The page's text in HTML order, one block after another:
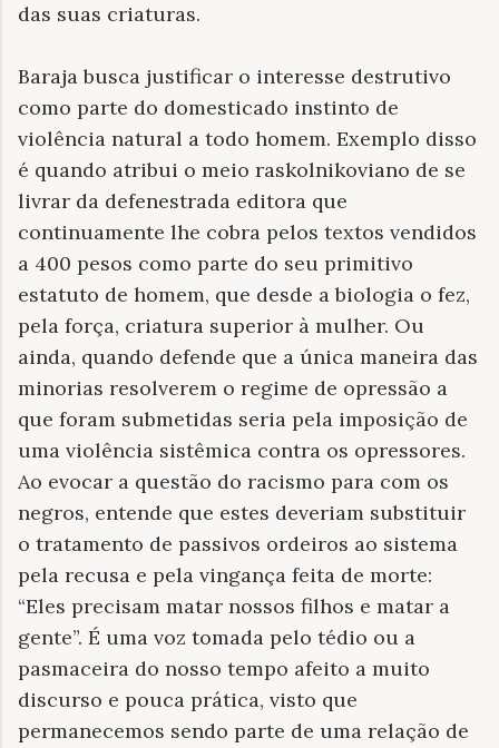
das suas criaturas.
Baraja busca justificar o interesse destrutivo
como parte do domesticado instinto de
violência natural a todo homem. Exemplo disso
é quando atribui o meio raskolnikoviano de se
livrar da defenestrada editora que
continuamente lhe cobra pelos textos vendidos
a 400 pesos como parte do seu primitivo
estatuto de homem, que desde a biologia o fez,
pela força, criatura superior à mulher. Ou
ainda, quando defende que a única maneira das
minorias resolverem o regime de opressão a
que foram submetidas seria pela imposição de
uma violência sistêmica contra os opressores.
Ao evocar a questão do racismo para com os
negros, entende que estes deveriam substituir
o tratamento de passivos ordeiros ao sistema
pela recusa e pela vingança feita de morte:
“Eles precisam matar nossos filhos e matar a
gente”. É uma voz tomada pelo tédio ou a
pasmaceira do nosso tempo afeito a muito
discurso e pouca prática, visto que
permanecemos sendo parte de uma relação de